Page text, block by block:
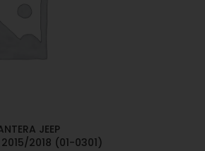
JEEP
2015/2018 (01-0301)